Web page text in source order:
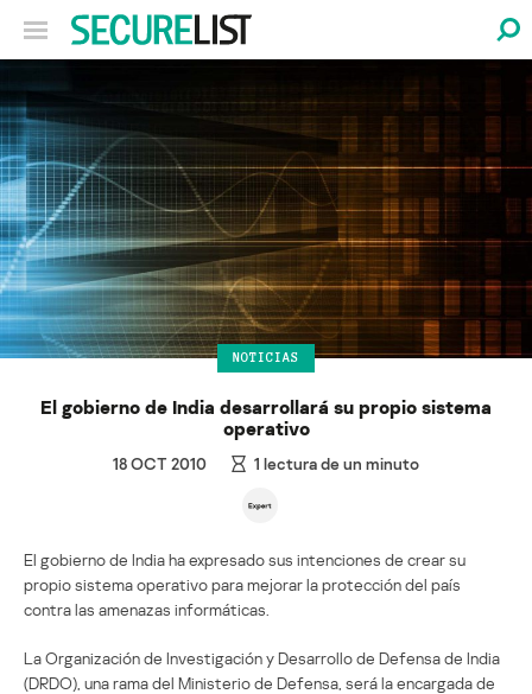
NOTICIAS
El gobierno de India desarrollará su propio sistema
operativo
18 OCT 2010 1 lectura de un minuto
El gobierno de India ha expresado sus intenciones de crear su
propio sistema operativo para mejorar la protección del país
contra las amenazas informáticas.
La Organización de Investigación y Desarrollo de Defensa de India
(DRDO), una rama del Ministerio de Defensa, será la encargada de